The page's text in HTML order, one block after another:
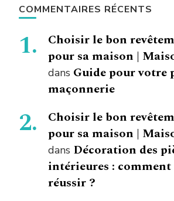
COMMENTAIRES RÉCENTS
Choisir le bon
pour sa maison |
dans Guide pour votre
maçonnerie
Choisir le bon
pour sa maison |
dans Décoration des
intérieures :
réussir ?